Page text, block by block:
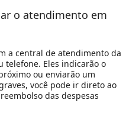
o atendimento em
a central de atendimento da
telefone. Eles indicarão o
ou enviarão um
você pode ir direto ao
das despesas